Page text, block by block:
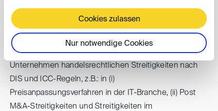
Cookies zulassen
Nur notwendige Cookies
Schiedsgerichtliche Erfahrung
Vertretung von mittelständischen und großen
Unternehmen handelsrechtlichen Streitigkeiten nach
DIS und ICC-Regeln, z.B.: in (i)
Preisanpassungsverfahren in der IT-Branche, (ii) Post
M&A-Streitigkeiten und Streitigkeiten im